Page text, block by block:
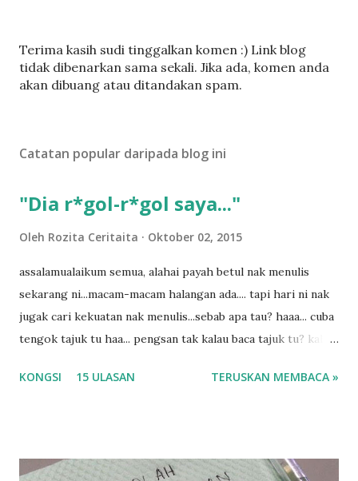
C
a
t
l
Terima kasih sudi tinggalkan komen :) Link blog
tidak dibenarkan sama sekali. Jika ada, komen anda
akan dibuang atau ditandakan spam.
Catatan popular daripada blog ini
"Dia r*gol-r*gol saya..."
Oleh Rozita Ceritaita Oktober 02, 2015
assalamualaikum semua, alahai payah betul nak menulis
sekarang ni...macam-macam halangan ada.... tapi hari ni nak
jugak cari kekuatan nak menulis...sebab apa tau? haaa... cuba
tengok tajuk tu haa... pengsan tak kalau baca tajuk tu? kalau
tau? yang sebut tu anak aku....diulangi ANAK AKU ....adoiiii
balik keja aku ajak la shah singgah Giant beli barang
KONGSI 15 ULASAN TERUSKAN MEMBACA »